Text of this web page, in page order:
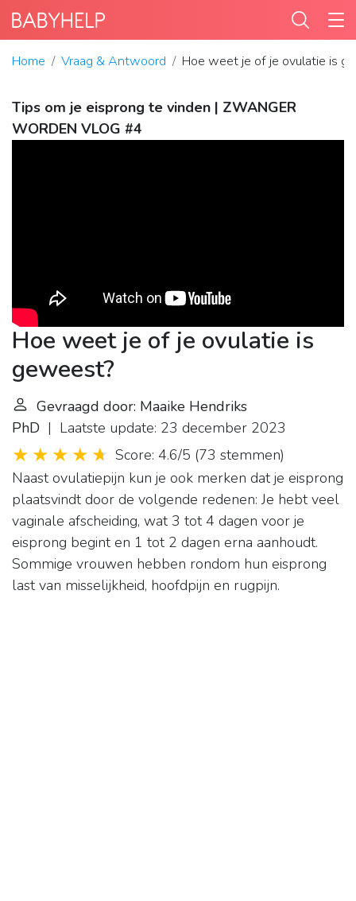
Home Vraag & Antwoord Hoe weet je of je ovulatie is
Tips om je eisprong te vinden | ZWANGER
WORDEN VLOG #4
Hoe weet je of je ovulatie is
geweest?
Gevraagd door: Maaike Hendriks
PhD | Laatste update: 23 december 2023
Score: 4.6/5 (73 stemmen)
Naast ovulatiepijn kun je ook merken dat je eisprong
plaatsvindt door de volgende redenen: Je hebt veel
vaginale afscheiding, wat 3 tot 4 dagen voor je
eisprong begint en 1 tot 2 dagen erna aanhoudt.
Sommige vrouwen hebben rondom hun eisprong
last van misselijkheid, hoofdpijn en rugpijn.